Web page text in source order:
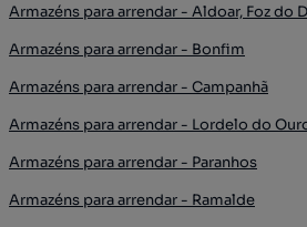
Armazéns para arrendar - Aldoar, Foz do
Armazéns para arrendar - Bonfim
Armazéns para arrendar - Campanhã
Armazéns para arrendar - Lordelo do
Armazéns para arrendar - Paranhos
Armazéns para arrendar - Ramalde